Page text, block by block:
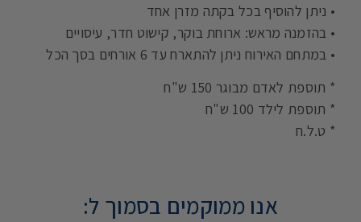
• ניתן להוסיף בכל בקתה מזרן אחד
• בהזמנה מראש: ארוחת בוקר, קישוט חדר, עיסויים
• במתחם האירוח ניתן להתארח עד 6 אורחים בסך הכל
* תוספת לאדם מבוגר 150 ש"ח
* תוספת לילד 100 ש"ח
* ט.ל.ח
אנו ממוקמים בסמוך ל: